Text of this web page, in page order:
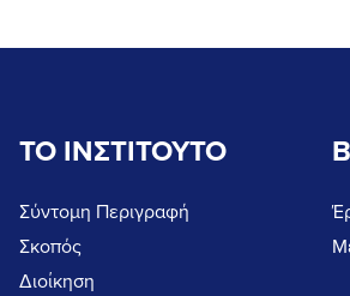
ΤΟ ΙΝΣΤΙΤΟΥΤΟ
Σύντομη Περιγραφή
Σκοπός
Διοίκηση